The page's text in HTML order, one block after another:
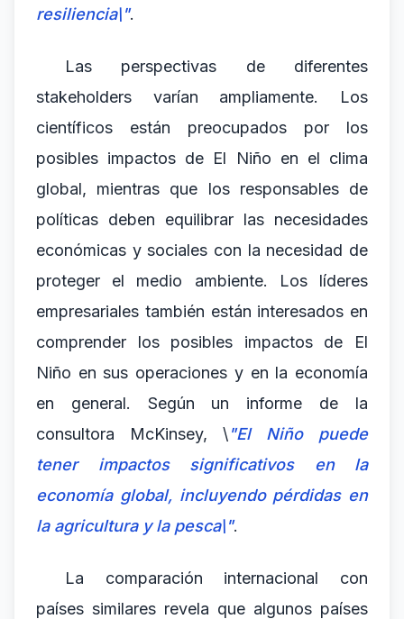
resiliencia\".
Las perspectivas de diferentes
stakeholders varían ampliamente. Los
científicos están preocupados por los
posibles impactos de El Niño en el clima
global, mientras que los responsables de
políticas deben equilibrar las necesidades
económicas y sociales con la necesidad de
proteger el medio ambiente. Los líderes
empresariales también están interesados en
comprender los posibles impactos de El
Niño en sus operaciones y en la economía
en general. Según un informe de la
consultora McKinsey, \"El Niño puede
tener impactos significativos en la
economía global, incluyendo pérdidas en
la agricultura y la pesca\".
La comparación internacional con
países similares revela que algunos países